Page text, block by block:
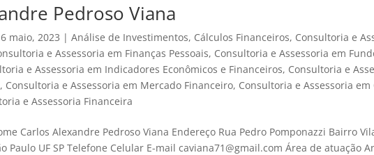
Pedroso Viana
maio, 2023 |Análise de Investimentos, Cálculos Financeiros, Consultoria e
e Assessoria em Finanças Pessoais, Consultoria e Assessoria em
e Assessoria em Indicadores Econômicos e Financeiros, Consultoria e
, Consultoria e Assessoria em Mercado Financeiro, Consultoria e Assessoria
e Assessoria Financeira
Carlos Alexandre Pedroso Viana Endereço Rua Pedro Pomponazzi Bairro
Paulo UF SP Telefone Celular E-mail caviana71@gmail.com Área de atuação